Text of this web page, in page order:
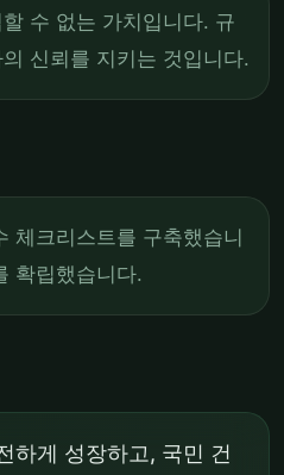
수 없는 가치입니다. 규
신뢰를 지키는 것입니다.
체크리스트를 구축했습니
확립했습니다.
하게 성장하고, 국민 건